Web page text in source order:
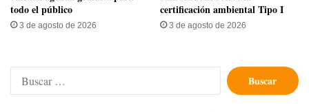
todo el público
3 de agosto de 2026
certificación ambiental Tipo I
3 de agosto de 2026
Buscar: